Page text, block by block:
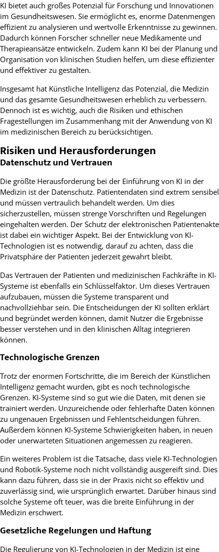
KI bietet auch großes Potenzial für Forschung und Innovationen
im Gesundheitswesen. Sie ermöglicht es, enorme Datenmengen
effizient zu analysieren und wertvolle Erkenntnisse zu gewinnen.
Dadurch können Forscher schneller neue Medikamente und
Therapieansätze entwickeln. Zudem kann KI bei der Planung und
Organisation von klinischen Studien helfen, um diese effizienter
und effektiver zu gestalten.
Insgesamt hat Künstliche Intelligenz das Potenzial, die Medizin
und das gesamte Gesundheitswesen erheblich zu verbessern.
Dennoch ist es wichtig, auch die Risiken und ethischen
Fragestellungen im Zusammenhang mit der Anwendung von KI
im medizinischen Bereich zu berücksichtigen.
Risiken und Herausforderungen
Datenschutz und Vertrauen
Die größte Herausforderung bei der Einführung von KI in der
Medizin ist der Datenschutz. Patientendaten sind extrem sensibel
und müssen vertraulich behandelt werden. Um dies
sicherzustellen, müssen strenge Vorschriften und Regelungen
eingehalten werden. Der Schutz der elektronischen Patientenakte
ist dabei ein wichtiger Aspekt. Bei der Entwicklung von KI-
Technologien ist es notwendig, darauf zu achten, dass die
Privatsphäre der Patienten jederzeit gewahrt bleibt.
Das Vertrauen der Patienten und medizinischen Fachkräfte in KI-
Systeme ist ebenfalls ein Schlüsselfaktor. Um dieses Vertrauen
aufzubauen, müssen die Systeme transparent und
nachvollziehbar sein. Die Entscheidungen der KI sollten erklärt
und begründet werden können, damit Nutzer die Ergebnisse
besser verstehen und in den klinischen Alltag integrieren
können.
Technologische Grenzen
Trotz der enormen Fortschritte, die im Bereich der Künstlichen
Intelligenz gemacht wurden, gibt es noch technologische
Grenzen. KI-Systeme sind so gut wie die Daten, mit denen sie
trainiert werden. Unzureichende oder fehlerhafte Daten können
zu ungenauen Ergebnissen und Fehlentscheidungen führen.
Außerdem können KI-Systeme Schwierigkeiten haben, in neuen
oder unerwarteten Situationen angemessen zu reagieren.
Ein weiteres Problem ist die Tatsache, dass viele KI-Technologien
und Robotik-Systeme noch nicht vollständig ausgereift sind. Dies
kann dazu führen, dass sie in der Praxis nicht so effektiv und
zuverlässig sind, wie ursprünglich erwartet. Darüber hinaus sind
solche Systeme oft teuer, was die breite Einführung in der
Medizin erschwert.
Gesetzliche Regelungen und Haftung
Die Regulierung von KI-Technologien in der Medizin ist eine